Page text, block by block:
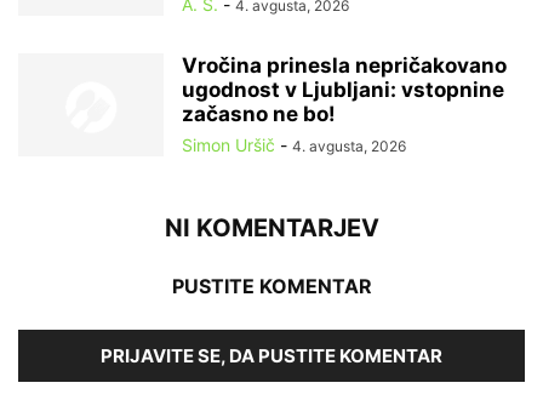
4. avgusta, 2026
Vročina prinesla nepričakovano
ugodnost v Ljubljani: vstopnine
začasno ne bo!
Simon Uršič - 4. avgusta, 2026
NI KOMENTARJEV
PUSTITE KOMENTAR
PRIJAVITE SE, DA PUSTITE KOMENTAR